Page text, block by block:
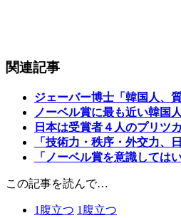
関連記事
ジェーバー博士「韓国人、
ノーベル賞に最も近い韓国
日本は受賞者４人のプリツ
「技術力・秩序・外交力、
「ノーベル賞を意識しては
この記事を読んで…
1 腹立つ 1 腹立つ